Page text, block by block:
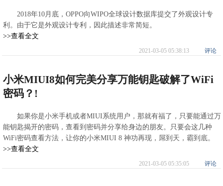
2018年10月底，OPPO向WIPO全球设计数据库提交了外观设计专
利。由于它是外观设计专利，因此描述非常简短。
>>查看全文
2021-03-05 05:38:13 评论
小米MIUI8如何完美分享万能钥匙破解了WiFi
密码？!
如果你是小米手机或者MIUI系统用户，那就有福了，只要能通过万
能钥匙揭开的密码，查看到密码并分享给身边的朋友。只要会这几种
WiFi密码查看方法，让你的小米MIUI 8 神功再现，屌到天，霸到底。
>>查看全文
2021-03-05 05:35:05 评论